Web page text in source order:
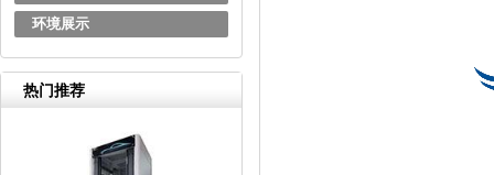
环境展示
热门推荐